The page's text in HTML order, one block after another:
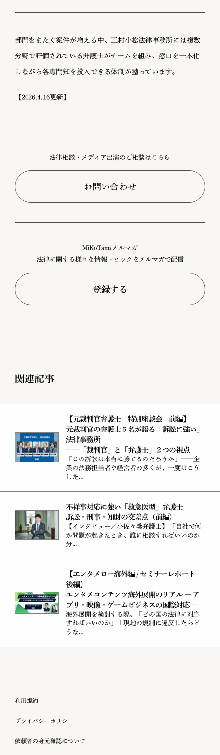
部門をまたぐ案件が増える中、三村小松法律事務所には複数
分野で評価されている弁護士がチームを組み、窓口を一本化
しながら各専門知を投入できる体制が整っています。
【2026.4.16更新】
法律相談・メディア出演のご相談はこちら
お問い合わせ
MiKoTamaメルマガ
法律に関する様々な情報トピックをメルマガで配信
登録する
関連記事
【元裁判官弁護士 特別座談会 前編】
元裁判官の弁護士５名が語る「訴訟に強い」
法律事務所
——「裁判官」と「弁護士」２つの視点
「この訴訟は本当に勝てるのだろうか」——企
業の法務担当者や経営者の多くが、一度はこう
した...
不祥事対応に強い「救急医型」弁護士
訴訟・刑事・知財の交差点（前編）
【インタビュー／小佐々奨弁護士】 「自社で何
か問題が起きたとき、誰に相談すればいいのか
分...
【エンタメロー海外編 / セミナーレポート
後編】
エンタメコンテンツ海外展開のリアル ― ア
プリ・映像・ゲームビジネスの国際対応―
海外展開を検討する際、「どの国の法律に対応
すればいいのか」「現地の規制に違反したらど
うな...
利用規約
プライバシーポリシー
依頼者の身元確認について